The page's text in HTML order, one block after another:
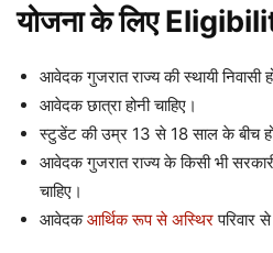
योजना के लिए
आवेदक गुजरात राज्य की स्थायी निवासी
आवेदक छात्रा होनी चाहिए।
स्टुडेंट की उम्र 13 से 18 साल के बीच
आवेदक गुजरात राज्य के किसी भी
चाहिए।
आवेदकआर्थिक रूप से अस्थिरपरिवार